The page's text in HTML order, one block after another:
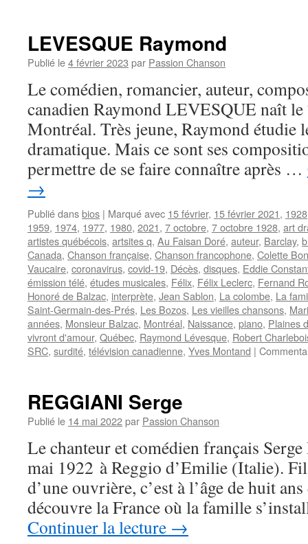
LEVESQUE Raymond
Publié le4 février 2023 par Passion Chanson
Le comédien, romancier, auteur,
canadien Raymond LEVESQUE naît
Montréal. Très jeune, Raymond étudie
dramatique. Mais ce sont ses
permettre de se faire connaître après …
→
Publié dansbios | Marqué avec 15 février, 15 février 2021, 1928
1959, 1974, 1977, 1980, 2021, 7 octobre, 7 octobre 1928, art
artistes québécois, artsites q, Au Faisan Doré, auteur, Barclay,
Canada, Chanson française, Chanson francophone, Colette
Vaucaire, coronavirus, covid-19, Décès, disques, Eddie
émission télé, études musicales, Félix, Félix Leclerc, Fernand
Honoré de Balzac, interprète, Jean Sablon, La colombe, La
Saint-Germain-des-Prés, Les Bozos, Les vieilles chansons,
années, Monsieur Balzac, Montréal, Naissance, piano, Plaines
vivront d'amour, Québec, Raymond Lévesque, Robert
SRC, surdité, télévision canadienne, Yves Montand |
REGGIANI Serge
Publié le 14 mai 2022par Passion Chanson
Le chanteur et comédien français
mai 1922 à Reggio d’Emilie (Italie).
d’une ouvrière, c’est à l’âge de huit
découvre la France où la famille
Continuer la lecture →